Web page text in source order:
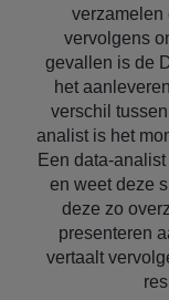
verzamelen
vervolgens
gevallen is de
het
verschil
analist is het
Een data-
en weet deze
deze zo
presenteren
vertaalt